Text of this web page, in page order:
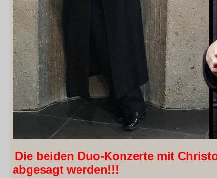
Die beiden Duo-Konzerte mit
abgesagt werden!!!